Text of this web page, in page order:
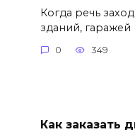
Когда речь
зданий, гаражей
0 349
Как заказать